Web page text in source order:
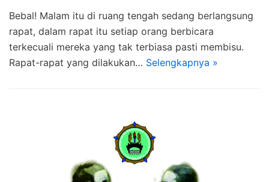
Bebal! Malam itu di ruang tengah sedang berlangsung
rapat, dalam rapat itu setiap orang berbicara
terkecuali mereka yang tak terbiasa pasti membisu.
Rapat-rapat yang dilakukan… Selengkapnya »